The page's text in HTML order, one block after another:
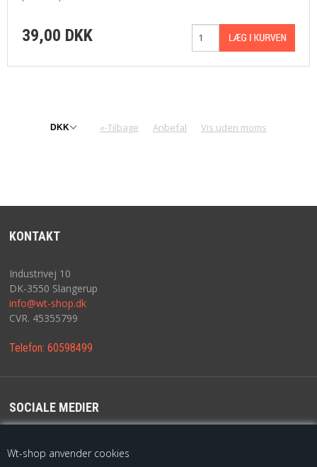
Wt-shop anvender cookies
39,00 DKK
«-Tilbage Anbefal Vis uden moms
KONTAKT
Industrivej 10
DK-3550 Slangerup
info@wt-shop.dk
CVR. 45355799
Telefon: 60598499
SOCIALE MEDIER